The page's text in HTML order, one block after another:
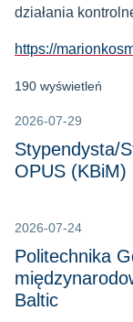
działania
https://
190 wyświetleń
2026-07-29
Stypendysta/
OPUS (KBiM)
2026-07-24
Politechnika
Baltic